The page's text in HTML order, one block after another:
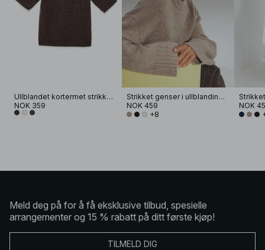
Ullblandet kortermet strikkegenser
NOK 359
Strikket genser i ullblanding med rund hals
NOK 459
+8
NOK
Meld deg på for å få eksklusive tilbud, spesielle
arrangementer og 15 % rabatt på ditt første kjøp!
TILMELD DIG